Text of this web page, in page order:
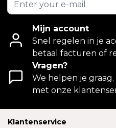
Mijn account
Snel regelen in je
betaal facturen of
Vragen?
We helpen je
met onze
Klantenservice